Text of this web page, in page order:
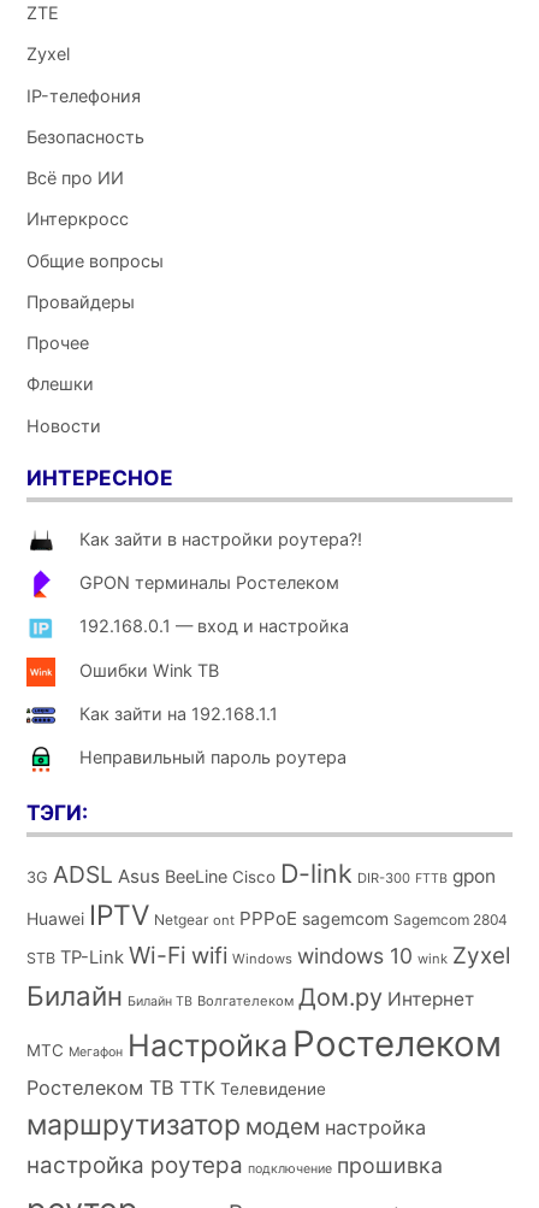
ZTE
Zyxel
IP-телефония
Безопасность
Всё про ИИ
Интеркросс
Общие вопросы
Провайдеры
Прочее
Флешки
Новости
ИНТЕРЕСНОЕ
Как зайти в настройки роутера?!
GPON терминалы Ростелеком
192.168.0.1 — вход и настройка
Ошибки Wink ТВ
Как зайти на 192.168.1.1
Неправильный пароль роутера
ТЭГИ:
3G ADSL Asus BeeLine Cisco D-link DIR-300 FTTB gpon
Huawei IPTV Netgear ont PPPoE sagemcom Sagemcom 2804
STB TP-Link Wi-Fi wifi Windows windows 10 wink Zyxel
Билайн Билайн ТВ Волгателеком Дом.ру Интернет
МТС Мегафон Настройка Ростелеком
Ростелеком ТВ ТТК Телевидение
маршрутизатор модем настройка
настройка роутера подключение прошивка